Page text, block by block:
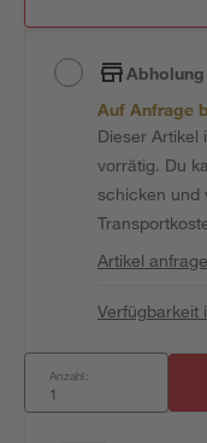
Auf Anfrage
Dieser
vorrätig. Du
schicken und
Artikel
Verfügbarkeit
Anzahl: